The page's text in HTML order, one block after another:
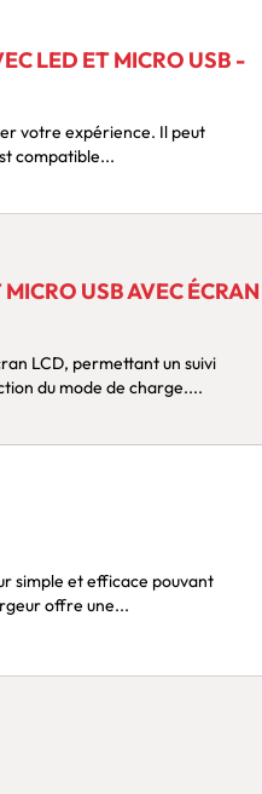
LED ET MICRO USB -
compatible...
USB AVEC ÉCRAN
du mode de charge....
jusqu'à 4 batteries. Ce chargeur offre une...